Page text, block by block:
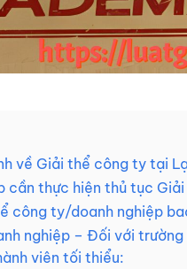
về Giải thể công ty tại
cần thực hiện thủ tục
công ty/doanh nghiệp
nghiệp – Đối với
viên tối thiểu: